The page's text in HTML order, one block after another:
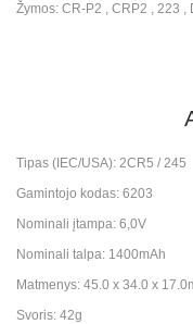
Žymos: CR-P2 , CRP2 , 223 ,
Tipas (IEC/USA): 2CR5 / 245
Gamintojo kodas: 6203
Nominali įtampa: 6,0V
Nominali talpa: 1400mAh
Matmenys: 45.0 x 34.0 x
Svoris: 42g